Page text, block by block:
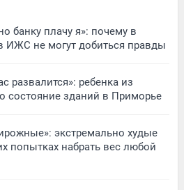
банку плачу я»: почему в
ИЖС не могут добиться правды
развалится»: ребенка из
состояние зданий в Приморье
экстремально худые
попытках набрать вес любой